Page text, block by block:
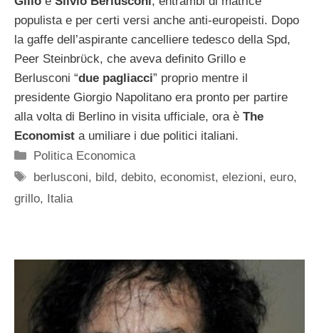
populista e per certi versi anche anti-europeisti. Dopo
la gaffe dell’aspirante cancelliere tedesco della Spd,
Peer Steinbrϋck, che aveva definito Grillo e
Berlusconi “due pagliacci” proprio mentre il
presidente Giorgio Napolitano era pronto per partire
alla volta di Berlino in visita ufficiale, ora è The
Economist a umiliare i due politici italiani.
Categorie
Politica Economica
Tag
berlusconi, bild,debito,economist,elezioni,euro,
grillo, Italia